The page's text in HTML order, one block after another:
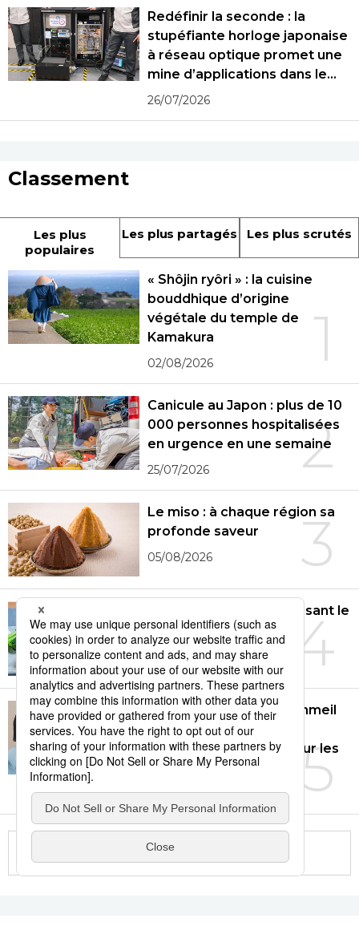
Redéfinir la seconde : la
stupéfiante horloge japonaise
à réseau optique promet une
mine d’applications dans le
monde réel
26/07/2026
Classement
Les plus
populaires
Les plus partagés Les plus scrutés
1
« Shôjin ryôri » : la cuisine
bouddhique d’origine
végétale du temple de
Kamakura
02/08/2026
2
Canicule au Japon : plus de 10
000 personnes hospitalisées
en urgence en une semaine
25/07/2026
3
Le miso : à chaque région sa
profonde saveur
05/08/2026
4
Répertoire de mets utilisant le
miso
05/08/2026
5
Perfume entre en « sommeil
cryogénique » : un
documentaire revient sur les
25 années du groupe
16/07/2026
More in this series